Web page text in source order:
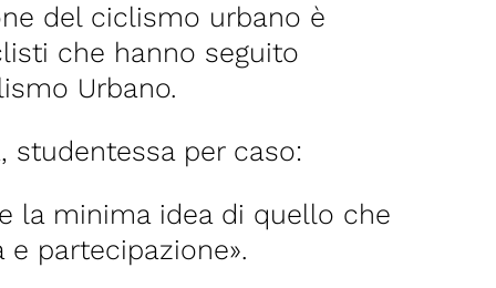
del ciclismo urbano è
che hanno seguito
Urbano.
studentessa per caso:
la minima idea di quello che
partecipazione».